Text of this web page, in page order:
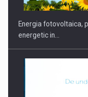
Energia fotovoltaica,
energetic in…